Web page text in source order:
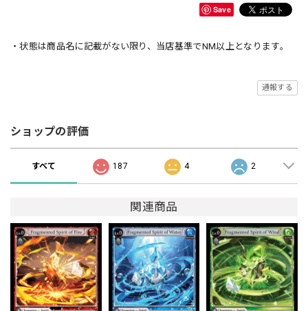
Save
・状態は商品名に記載がない限り、当店基準でNM以上となります。
通報する
ショップの評価
すべて 187 4 2
関連商品